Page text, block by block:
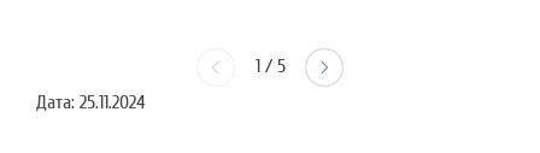
1/ 5
Дата: 25.11.2024